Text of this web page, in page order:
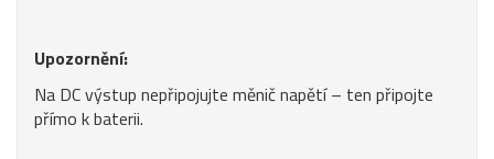
Upozornění:
Na DC výstup nepřipojujte měnič napětí – ten připojte
přímo k baterii.